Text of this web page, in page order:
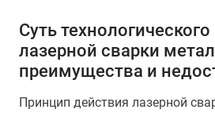
Суть
лазерной сварки
преимущества и
Принцип действия лазерной